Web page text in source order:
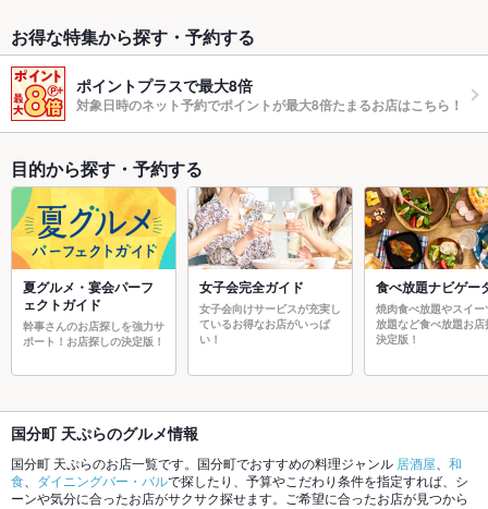
お得な特集から探す・予約する
ポイントプラスで最大8倍
対象日時のネット予約でポイントが最大8倍たまるお店はこちら！
目的から探す・予約する
夏グルメ・宴会パーフ
ェクトガイド
幹事さんのお店探しを強力サ
ポート！お店探しの決定版！
女子会完全ガイド
女子会向けサービスが充実し
ているお得なお店がいっぱ
い！
食べ放題ナビゲー
焼肉食べ放題やスイー
放題など食べ放題お店
決定版！
国分町 天ぷらのグルメ情報
国分町 天ぷらのお店一覧です。国分町でおすすめの料理ジャンル 居酒屋
和
食
ダイニングバー・バルで探したり、予算やこだわり条件を指定すれば、シ
ーンや気分に合ったお店がサクサク探せます。ご希望に合ったお店が見つから